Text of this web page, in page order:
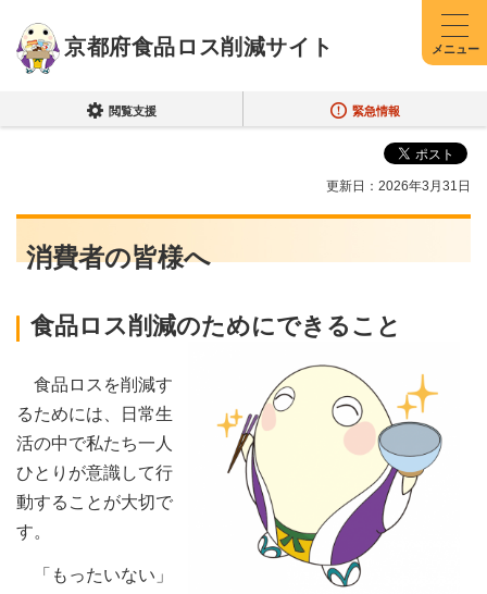
京都府食品ロス削減サイト メニュー
閲覧支援 緊急情報
更新日：2026年3月31日
消費者の皆様へ
食品ロス削減のためにできること
食品ロスを削減す
るためには、日常生
活の中で私たち一人
ひとりが意識して行
動することが大切で
す。
「もったいない」